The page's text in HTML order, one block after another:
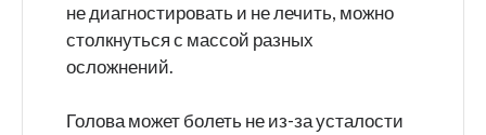
не диагностировать и не лечить, можно
столкнуться с массой разных
осложнений.
Голова может болеть не из-за усталости